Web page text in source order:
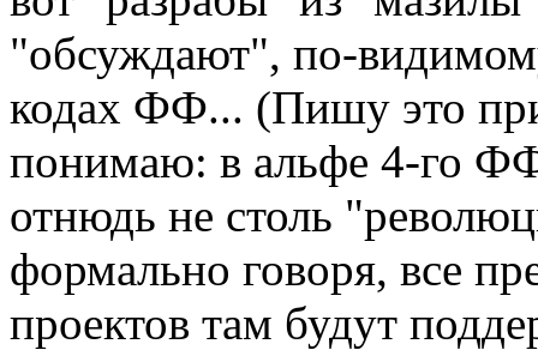
"обсуждают", по-
кодах ФФ... (Пишу это
понимаю: в альфе 4-го
отнюдь не столь
формально говоря, все
проектов там будут